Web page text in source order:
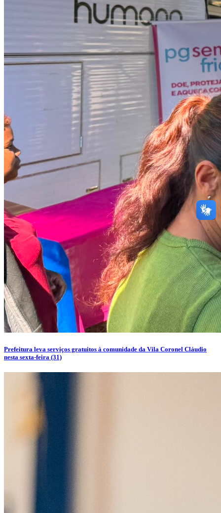
Prefeitura leva serviços gratuitos à comunidade da Vila Coronel Cláudio
nesta sexta-feira (31)